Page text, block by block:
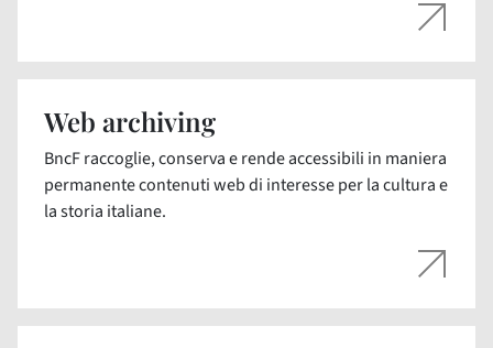
Web archiving
BncF raccoglie, conserva e rende accessibili in maniera
permanente contenuti web di interesse per la cultura e
la storia italiane.